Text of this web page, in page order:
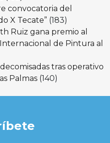
convocatoria del
X Tecate” (183)
Ruiz gana premio al
de Pintura al
tras operativo
Palmas (140)